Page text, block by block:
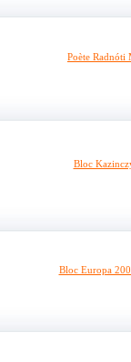
Poète
Bloc
Bloc Europa